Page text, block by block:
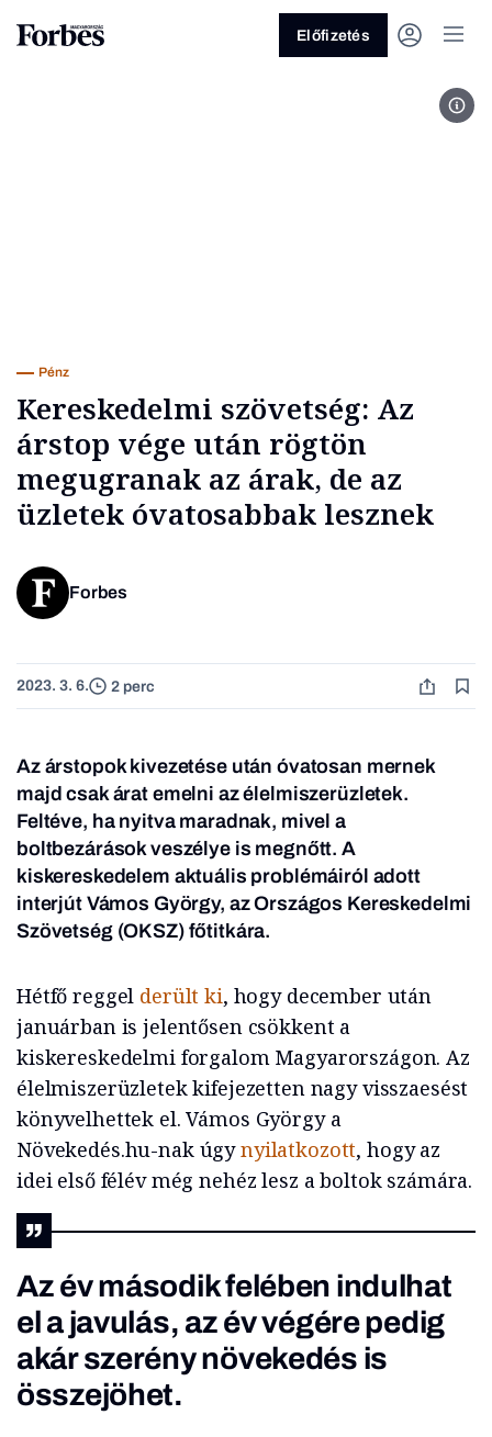
Előfizetés
Pénz
Kereskedelmi szövetség: Az
árstop vége után rögtön
megugranak az árak, de az
üzletek óvatosabbak lesznek
Forbes
2023. 3. 6. 2 perc
Az árstopok kivezetése után óvatosan mernek
majd csak árat emelni az élelmiszerüzletek.
Feltéve, ha nyitva maradnak, mivel a
boltbezárások veszélye is megnőtt. A
kiskereskedelem aktuális problémáiról adott
interjút Vámos György, az Országos Kereskedelmi
Szövetség (OKSZ) főtitkára.
Hétfő reggel derült ki, hogy december után
januárban is jelentősen csökkent a
kiskereskedelmi forgalom Magyarországon. Az
élelmiszerüzletek kifejezetten nagy visszaesést
könyvelhettek el. Vámos György a
Növekedés.hu-nak úgynyilatkozott, hogy az
idei első félév még nehéz lesz a boltok számára.
Az év második felében indulhat
el a javulás, az év végére pedig
akár szerény növekedés is
összejöhet.